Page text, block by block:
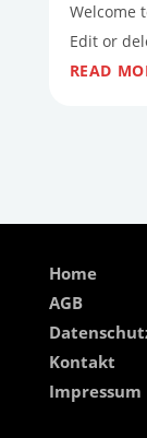
Welcome
Edit or
READ
Home
AGB
Kontakt
Impressum